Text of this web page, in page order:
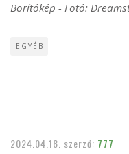
Borítókép - Fotó:
EGYÉB
2024.04.18. szerző: 777